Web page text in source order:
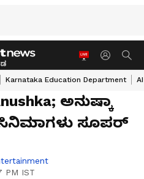
Karnataka Education Department
ಅನುಷ್ಕಾ
ಸೂಪರ್
PM IST